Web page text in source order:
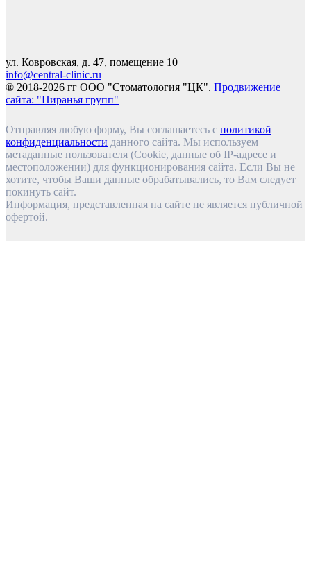
ул. Ковровская, д. 47, помещение 10
info@central-clinic.ru
® 2018-2026 гг ООО "Стоматология "ЦК". Продвижение
сайта: "Пиранья групп"
Отправляя любую форму, Вы соглашаетесь с политикой
конфиденциальности данного сайта. Мы используем
метаданные пользователя (Cookie, данные об IP-адресе и
местоположении) для функционирования сайта. Если Вы не
хотите, чтобы Ваши данные обрабатывались, то Вам следует
покинуть сайт.
Информация, представленная на сайте не является публичной
офертой.